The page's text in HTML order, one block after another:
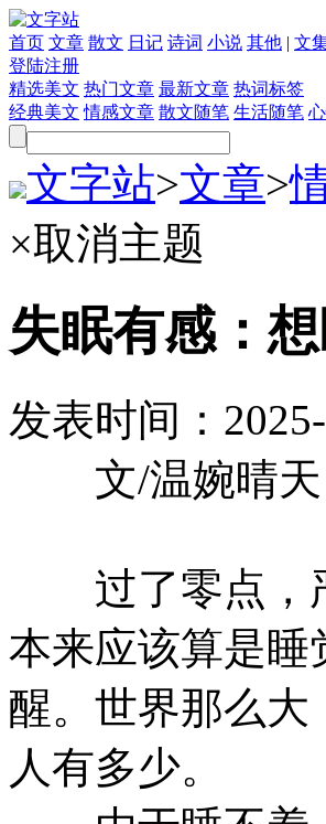
首页 文章 散文 日记 诗词 小说 其他 | 文
登陆注册
精选美文 热门文章 最新文章 热词标签
经典美文 情感文章 散文随笔 生活随笔
文字站>文章>
×取消主题
失眠有感：
发表时间：
文/温婉晴天
过了零点，严
本来应该算是睡
醒。世界那么
人有多少。